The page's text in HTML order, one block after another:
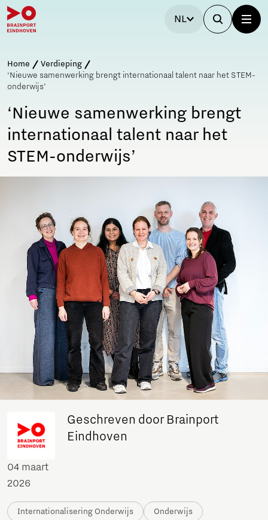
NL
Home
Verdieping
‘Nieuwe samenwerking brengt internationaal talent naar het STEM-
onderwijs’
‘Nieuwe samenwerking brengt
internationaal talent naar het
STEM-onderwijs’
Geschreven door Brainport
Eindhoven
04 maart
2026
Internationalisering Onderwijs Onderwijs